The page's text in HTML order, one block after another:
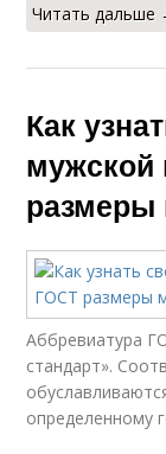
Читать дальше
Как
мужской
Аббревиатура
стандарт».
определенному